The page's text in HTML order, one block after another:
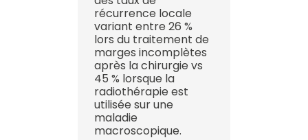
récurrence locale
variant entre 26 %
lors du traitement de
marges incomplètes
après la chirurgie vs
45 % lorsque la
radiothérapie est
utilisée sur une
maladie
macroscopique.